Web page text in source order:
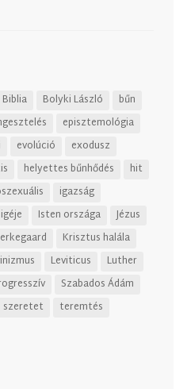
Biblia Bolyki László
bűn
episztemológia
evolúció
exodusz
helyettes bűnhődés
hit
igazság
Isten országa
Jézus
Krisztus halála
Leviticus
Luther
Szabados Ádám
szeretet
teremtés